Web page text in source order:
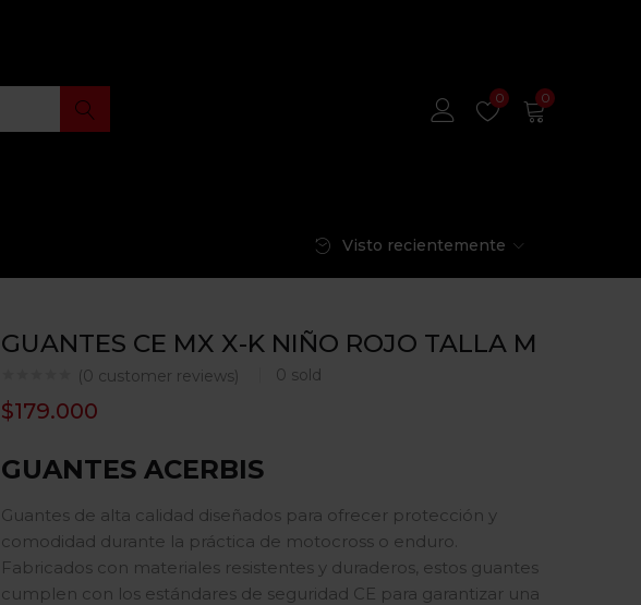
0 0
Visto recientemente
GUANTES CE MX X-K NIÑO ROJO TALLA M
(0 customer reviews) 0 sold
$179.000
GUANTES ACERBIS
Guantes de alta calidad diseñados para ofrecer protección y
comodidad durante la práctica de motocross o enduro.
Fabricados con materiales resistentes y duraderos, estos guantes
cumplen con los estándares de seguridad CE para garantizar una